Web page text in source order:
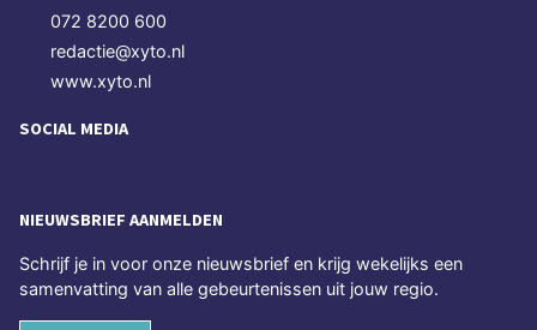
072 8200 600
redactie@xyto.nl
www.xyto.nl
SOCIAL MEDIA
NIEUWSBRIEF AANMELDEN
Schrijf je in voor onze nieuwsbrief en krijg wekelijks een
samenvatting van alle gebeurtenissen uit jouw regio.